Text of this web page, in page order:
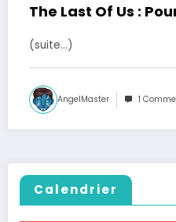
The Last Of Us :
(suite…)
AngelMaster 1
Calendrier